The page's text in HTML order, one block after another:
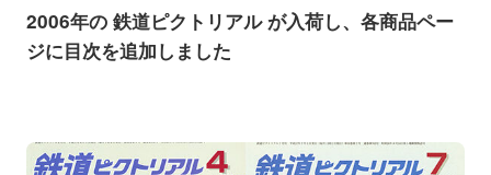
2006年の 鉄道ピクトリアル が入荷し、各商品ペー
ジに目次を追加しました